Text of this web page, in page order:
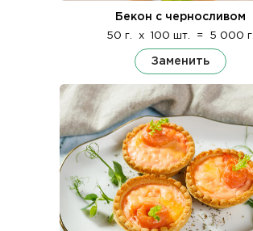
Бекон с черносливом
50 г. x 100 шт. = 5 000 г.
Заменить